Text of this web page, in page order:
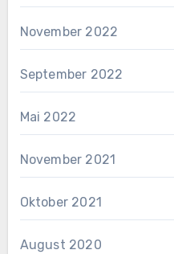
November 2022
September 2022
Mai 2022
November 2021
Oktober 2021
August 2020